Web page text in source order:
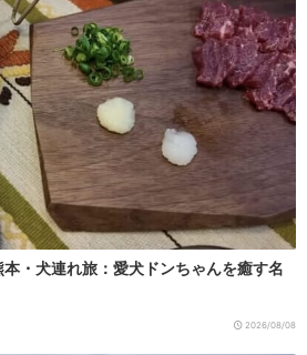
本・犬連れ旅：愛犬ドンちゃんを癒す名
2026/08/08